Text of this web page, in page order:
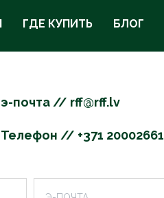
ГДЕ КУПИТЬ БЛОГ
э-почта // rff@rff.lv
Телефон // +371 20002661